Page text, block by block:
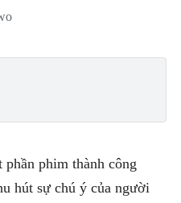
phim thành công
hút sự chú ý của người